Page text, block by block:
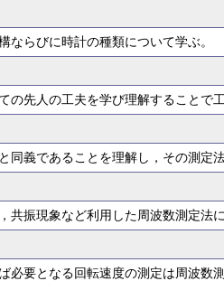
ならびに時計の種類について学ぶ。
の先人の工夫を学び理解することで
同義であることを理解し，その測定
共振現象など利用した周波数測定法
必要となる回転速度の測定は周波数